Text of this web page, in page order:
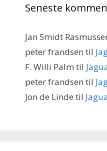
Seneste
Jan Smidt
peter frandsen til
F. Willi Palm til
peter frandsen til
Jon de Linde til